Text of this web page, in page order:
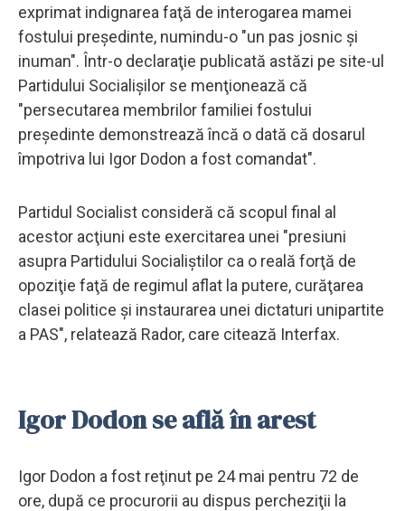
exprimat indignarea faţă de interogarea mamei
fostului preşedinte, numindu-o "un pas josnic şi
inuman". Într-o declaraţie publicată astăzi pe site-ul
Partidului Socialişilor se menţionează că
"persecutarea membrilor familiei fostului
preşedinte demonstrează încă o dată că dosarul
împotriva lui Igor Dodon a fost comandat".
Partidul Socialist consideră că scopul final al
acestor acţiuni este exercitarea unei "presiuni
asupra Partidului Socialiştilor ca o reală forţă de
opoziţie faţă de regimul aflat la putere, curăţarea
clasei politice şi instaurarea unei dictaturi unipartite
a PAS", relatează Rador, care citează Interfax.
Igor Dodon se află în arest
Igor Dodon a fost reţinut pe 24 mai pentru 72 de
ore, după ce procurorii au dispus percheziţii la